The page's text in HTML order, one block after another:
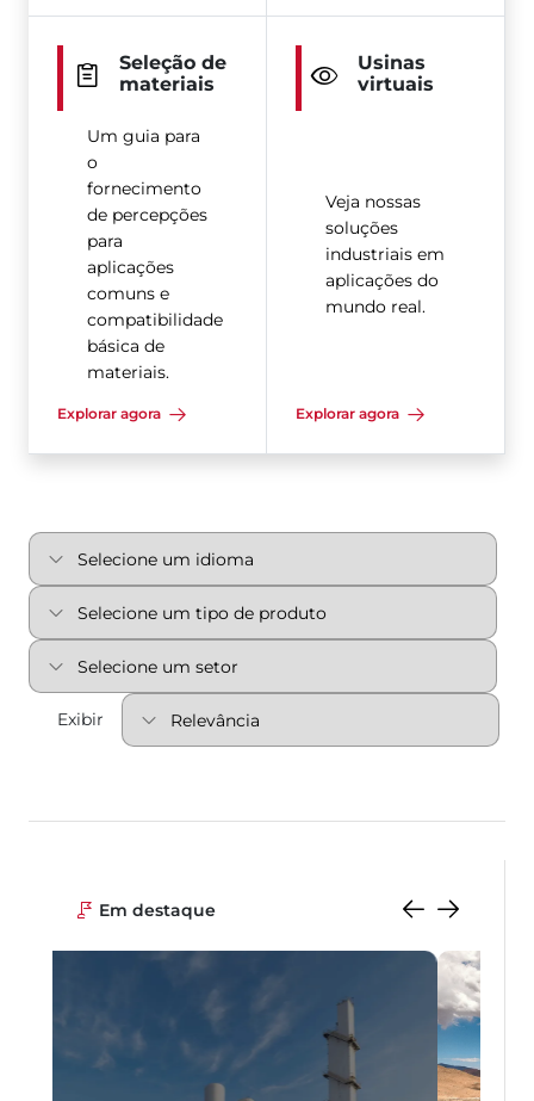
Seleção de
materiais
Um guia para
o
fornecimento
de percepções
para
aplicações
comuns e
compatibilidade
básica de
materiais.
Explorar agora
Usinas
virtuais
Veja nossas
soluções
industriais em
aplicações do
mundo real.
Explorar agora
Exibir
Em destaque